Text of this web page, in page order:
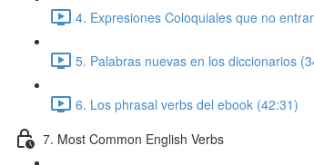
4. Expresiones Coloquiales que no
5. Palabras nuevas en los diccionarios
6. Los phrasal verbs del ebook (42:31)
7. Most Common English Verbs